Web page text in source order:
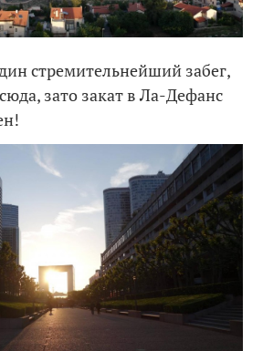
стремительнейший забег,
зато закат в Ла-Дефанс